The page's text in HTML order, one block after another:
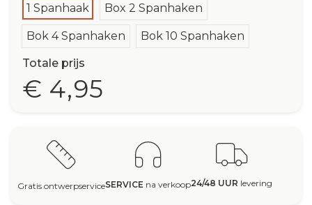
1 Spanhaak Box 2 Spanhaken
Bok 4 Spanhaken Bok 10 Spanhaken
Totale prijs
€ 4,95
Gratis ontwerpserviceSERVICE na verkoop24/48 UUR levering